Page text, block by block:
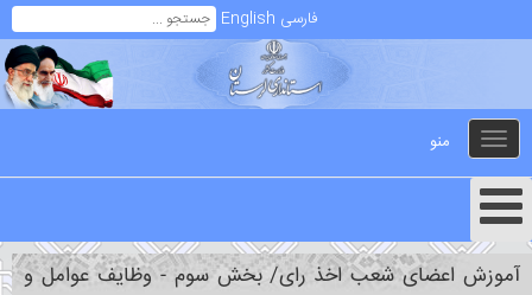
فارسی English
Toggle
navigation
منو
آموزش اعضای شعب اخذ رای/ بخش سوم - وظایف عوامل و